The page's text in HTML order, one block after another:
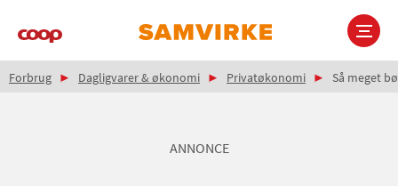
Main
Brødkrumme
Forbrug Dagligvarer & økonomi Privatøkonomi Så meget
ANNONCE